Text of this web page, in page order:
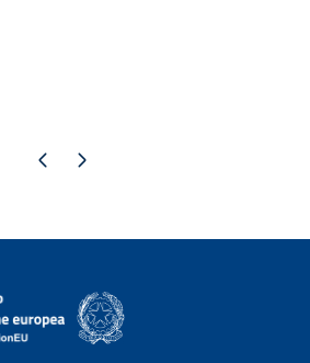
Pagina precedente
Pagina successiva